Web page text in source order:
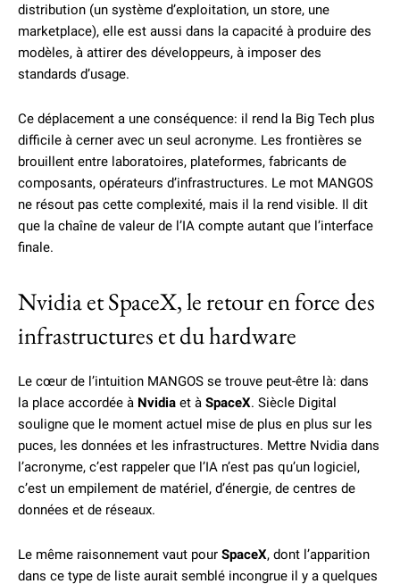
distribution (un système d’exploitation, un store, une
marketplace), elle est aussi dans la capacité à produire des
modèles, à attirer des développeurs, à imposer des
standards d’usage.
Ce déplacement a une conséquence: il rend la Big Tech plus
difficile à cerner avec un seul acronyme. Les frontières se
brouillent entre laboratoires, plateformes, fabricants de
composants, opérateurs d’infrastructures. Le mot MANGOS
ne résout pas cette complexité, mais il la rend visible. Il dit
que la chaîne de valeur de l’IA compte autant que l’interface
finale.
Nvidia et SpaceX, le retour en force des
infrastructures et du hardware
Le cœur de l’intuition MANGOS se trouve peut-être là: dans
la place accordée à Nvidia et à SpaceX. Siècle Digital
souligne que le moment actuel mise de plus en plus sur les
puces, les données et les infrastructures. Mettre Nvidia dans
l’acronyme, c’est rappeler que l’IA n’est pas qu’un logiciel,
c’est un empilement de matériel, d’énergie, de centres de
données et de réseaux.
Le même raisonnement vaut pour SpaceX, dont l’apparition
dans ce type de liste aurait semblé incongrue il y a quelques